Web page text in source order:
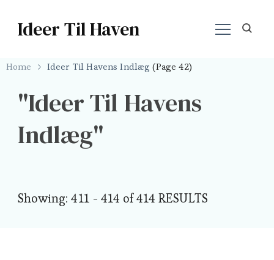
Ideer Til Haven
Home Ideer Til Havens Indlæg (Page 42)
Ideer Til Havens
Indlæg
Showing: 411 - 414 of 414 RESULTS